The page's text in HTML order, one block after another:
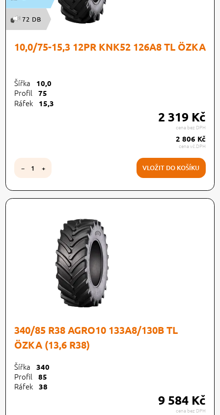
72 DB
10,0/75-15,3 12PR KNK52 126A8 TL ÖZKA
Šířka 10,0
Profil 75
Ráfek 15,3
2 319 Kč
cena bez DPH
2 806 Kč
cena vč.DPH
− + VLOŽIT DO KOŠÍKU
340/85 R38 AGRO10 133A8/130B TL
ÖZKA (13,6 R38)
Šířka 340
Profil 85
Ráfek 38
9 584 Kč
cena bez DPH